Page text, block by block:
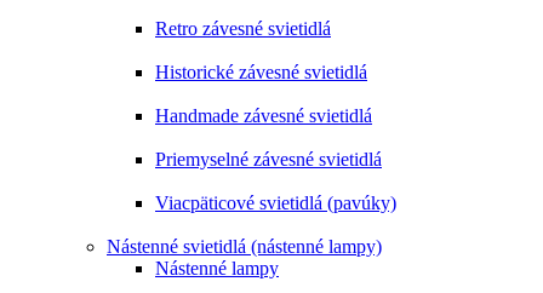
Retro závesné svietidlá
Historické závesné svietidlá
Handmade závesné svietidlá
Priemyselné závesné svietidlá
Viacpäticové svietidlá (pavúky)
Nástenné svietidlá (nástenné lampy)
Nástenné lampy